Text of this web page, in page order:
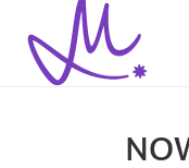
treści